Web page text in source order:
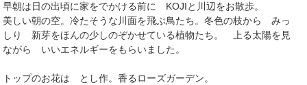
早朝は日の出頃に家をでかける前に KOJIと川辺をお散歩。
美しい朝の空。冷たそうな川面を飛ぶ鳥たち。冬色の枝から みっ
しり 新芽をほんの少しのぞかせている植物たち。 上る太陽を見
ながら いいエネルギーをもらいました。
トップのお花は とし作。香るローズガーデン。